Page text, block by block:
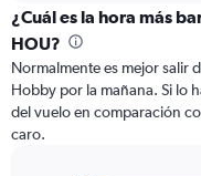
categories.
Range:
categories.
The
chart
has
¿Cuál es la hora más
HOU?
Normalmente es mejor salir
Hobby por la mañana. Si lo
del vuelo en comparación
caro.